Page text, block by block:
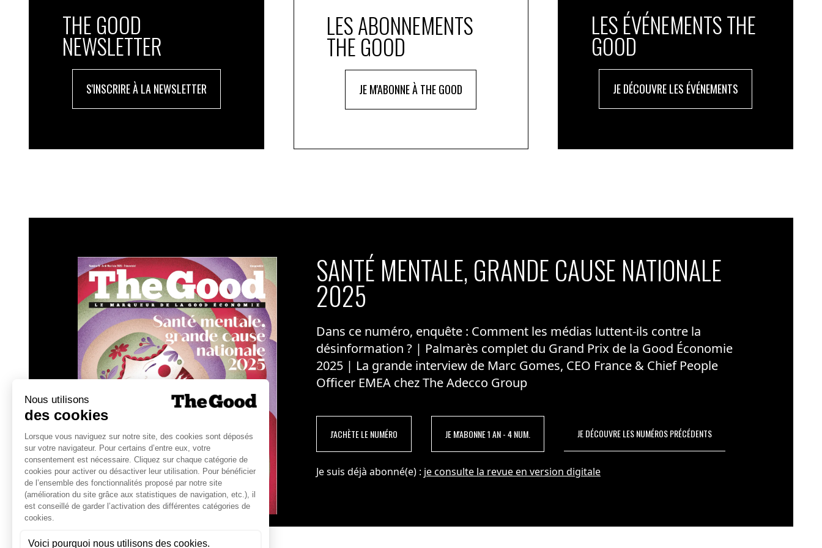
THE GOOD
NEWSLETTER
S'INSCRIRE À LA NEWSLETTER
LES ABONNEMENTS
THE GOOD
JE M'ABONNE À THE GOOD
LES ÉVÉNEMENTS THE
GOOD
JE DÉCOUVRE LES ÉVÉNEMENTS
SANTÉ MENTALE, GRANDE CAUSE NATIONALE
2025
Dans ce numéro, enquête : Comment les médias luttent-ils contre la
désinformation ? | Palmarès complet du Grand Prix de la Good Économie
2025 | La grande interview de Marc Gomes, CEO France & Chief People
Officer EMEA chez The Adecco Group
J'ACHÈTE LE NUMÉRO JE M'ABONNE 1 AN - 4 NUM. JE DÉCOUVRE LES NUMÉROS PRÉCÉDENTS
Je suis déjà abonné(e) : je consulte la revue en version digitale